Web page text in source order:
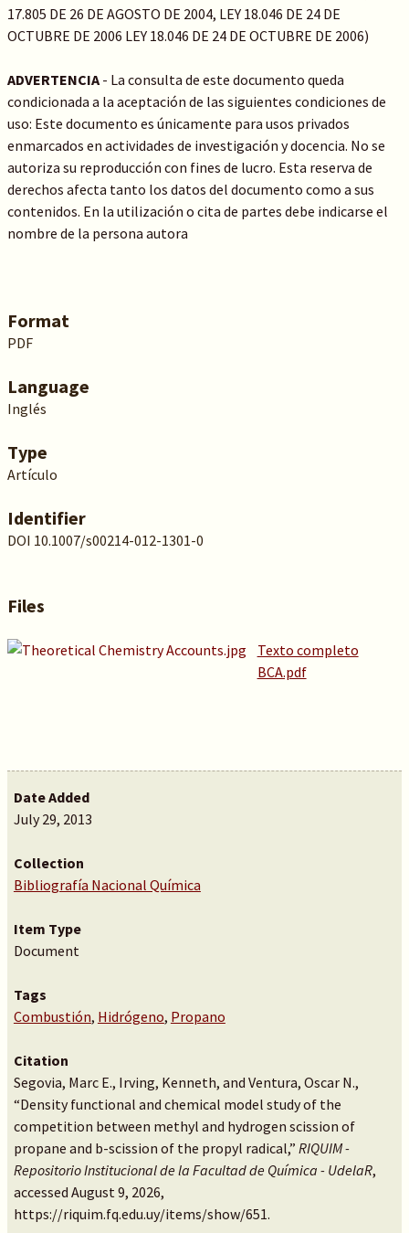
17.805 DE 26 DE AGOSTO DE 2004, LEY 18.046 DE 24 DE
OCTUBRE DE 2006 LEY 18.046 DE 24 DE OCTUBRE DE 2006)
ADVERTENCIA- La consulta de este documento queda
condicionada a la aceptación de las siguientes condiciones de
uso: Este documento es únicamente para usos privados
enmarcados en actividades de investigación y docencia. No se
autoriza su reproducción con fines de lucro. Esta reserva de
derechos afecta tanto los datos del documento como a sus
contenidos. En la utilización o cita de partes debe indicarse el
nombre de la persona autora
Format
PDF
Language
Inglés
Type
Artículo
Identifier
DOI 10.1007/s00214-012-1301-0
Files
Texto completo
BCA.pdf
Date Added
July 29, 2013
Collection
Bibliografía Nacional Química
Item Type
Document
Tags
Combustión, Hidrógeno, Propano
Citation
Segovia, Marc E., Irving, Kenneth, and Ventura, Oscar N.,
“Density functional and chemical model study of the
competition between methyl and hydrogen scission of
propane and b-scission of the propyl radical,” RIQUIM -
Repositorio Institucional de la Facultad de Química - UdelaR,
accessed August 9, 2026,
https://riquim.fq.edu.uy/items/show/651.